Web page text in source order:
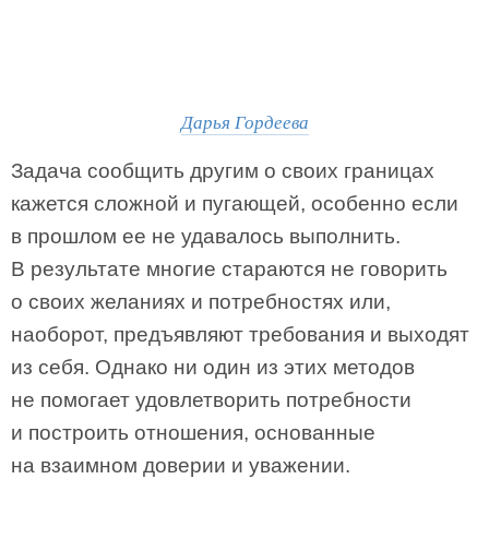
Дарья Гордеева
Задача сообщить другим о своих границах
кажется сложной и пугающей, особенно если
в прошлом ее не удавалось выполнить.
В результате многие стараются не говорить
о своих желаниях и потребностях или,
наоборот, предъявляют требования и выходят
из себя. Однако ни один из этих методов
не помогает удовлетворить потребности
и построить отношения, основанные
на взаимном доверии и уважении.